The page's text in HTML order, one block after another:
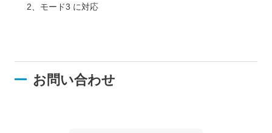
2、モード3 に対応
お問い合わせ